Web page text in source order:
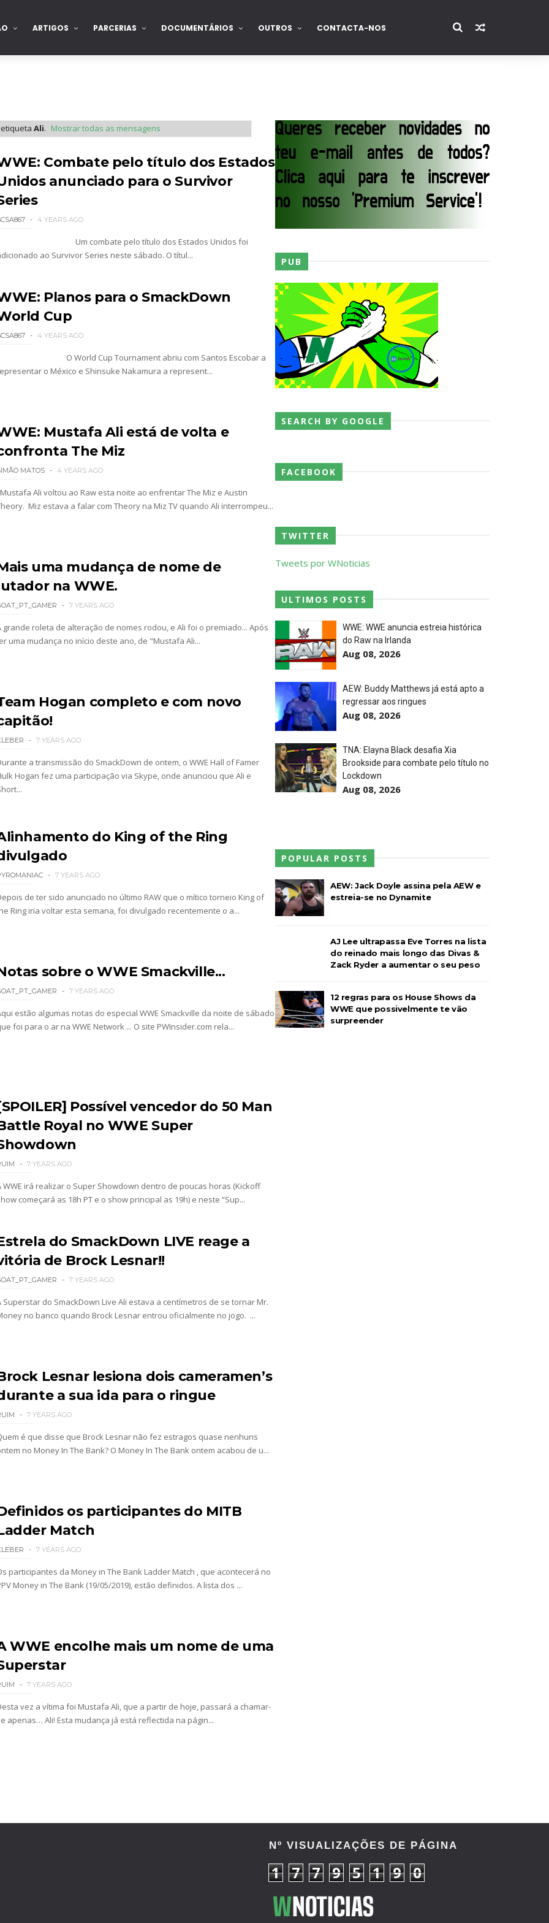
ARTIGOS PARCERIAS DOCUMENTÁRIOS OUTROS CONTACTA-NOS
- Semana 2
2002 - Undisputed WWE Championship Match
Butcher vs. Samoa Joe”
Perfect: SummerSlam 1991 - Intercontinental Championship Match
Ali. Mostrar todas as mensagens
Combate pelo título dos Estados
anunciado para o Survivor
4 YEARS AGO
Um combate pelo título dos Estados Unidos foi
ao Survivor Series neste sábado. O títul...
Planos para o SmackDown
Cup
4 YEARS AGO
O World Cup Tournament abriu com Santos Escobar a
o México e Shinsuke Nakamura a represent...
Mustafa Ali está de volta e
The Miz
MATOS 4 YEARS AGO
Mustafa Ali voltou ao Raw esta noite ao enfrentar The Miz e Austin
Miz estava a falar com Theory na Miz TV quando Ali interrompeu...
uma mudança de nome de
na WWE.
7 YEARS AGO
grande roleta de alteração de nomes rodou, e Ali foi o premiado... Após
uma mudança no início deste ano, de "Mustafa Ali...
Hogan completo e com novo
7 YEARS AGO
a transmissão do SmackDown de ontem, o WWE Hall of Famer
Hogan fez uma participação via Skype, onde anunciou que Ali e
do King of the Ring
7 YEARS AGO
de ter sido anunciado no último RAW que o mítico torneio King of
Ring iria voltar esta semana, foi divulgado recentemente o a...
sobre o WWE Smackville...
7 YEARS AGO
estão algumas notas do especial WWE Smackville da noite de sábado
foi para o ar na WWE Network ... O site PWInsider.com rela...
Possível vencedor do 50 Man
Royal no WWE Super
7 YEARS AGO
WWE irá realizar o Super Showdown dentro de poucas horas (Kickoff
começará as 18h PT e o show principal as 19h) e neste “Sup...
do SmackDown LIVE reage a
de Brock Lesnar!!
7 YEARS AGO
Superstar do SmackDown Live Ali estava a centímetros de se tornar Mr.
no banco quando Brock Lesnar entrou oficialmente no jogo. ...
Lesnar lesiona dois cameramen’s
a sua ida para o ringue
7 YEARS AGO
é que disse que Brock Lesnar não fez estragos quase nenhuns
no Money In The Bank? O Money In The Bank ontem acabou de u...
os participantes do MITB
Match
7 YEARS AGO
participantes da Money in The Bank Ladder Match , que acontecerá no
Money in The Bank (19/05/2019), estão definidos. A lista dos ...
WWE encolhe mais um nome de uma
7 YEARS AGO
vez a vítima foi Mustafa Ali, que a partir de hoje, passará a chamar-
apenas… Ali! Esta mudança já está reflectida na págin...
PUB
SEARCH BY GOOGLE
FACEBOOK
TWITTER
Tweets por WNoticias
ULTIMOS POSTS
WWE: WWE anuncia estreia histórica
do Raw na Irlanda
Aug 08, 2026
AEW: Buddy Matthews já está apto a
regressar aos ringues
Aug 08, 2026
TNA: Elayna Black desafia Xia
Brookside para combate pelo título no
Lockdown
Aug 08, 2026
POPULAR POSTS
AEW: Jack Doyle assina pela AEW e
estreia-se no Dynamite
AJ Lee ultrapassa Eve Torres na lista
do reinado mais longo das Divas &
Zack Ryder a aumentar o seu peso
12 regras para os House Shows da
WWE que possivelmente te vão
surpreender
Nº VISUALIZAÇÕES DE PÁGINA
1 7 7 9 5 1 9 0